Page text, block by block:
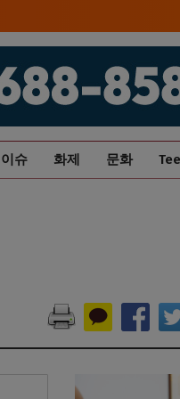
이슈 화제 문화